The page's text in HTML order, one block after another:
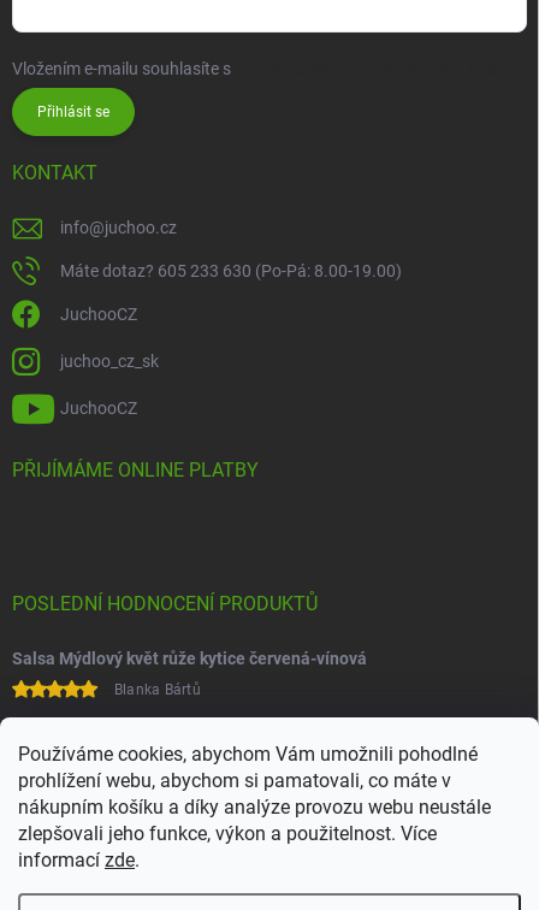
Používáme cookies, abychom Vám umožnili pohodlné
prohlížení webu, abychom si pamatovali, co máte v
nákupním košíku a díky analýze provozu webu neustále
zlepšovali jeho funkce, výkon a použitelnost. Více
informací zde.
Vložením e-mailu souhlasíte s
Přihlásit se
KONTAKT
info@juchoo.cz
Máte dotaz? 605 233 630 (Po-Pá: 8.00-19.00)
JuchooCZ
juchoo_cz_sk
JuchooCZ
PŘIJÍMÁME ONLINE PLATBY
POSLEDNÍ HODNOCENÍ PRODUKTŮ
Salsa Mýdlový květ růže kytice červená-vínová
Blanka Bártů